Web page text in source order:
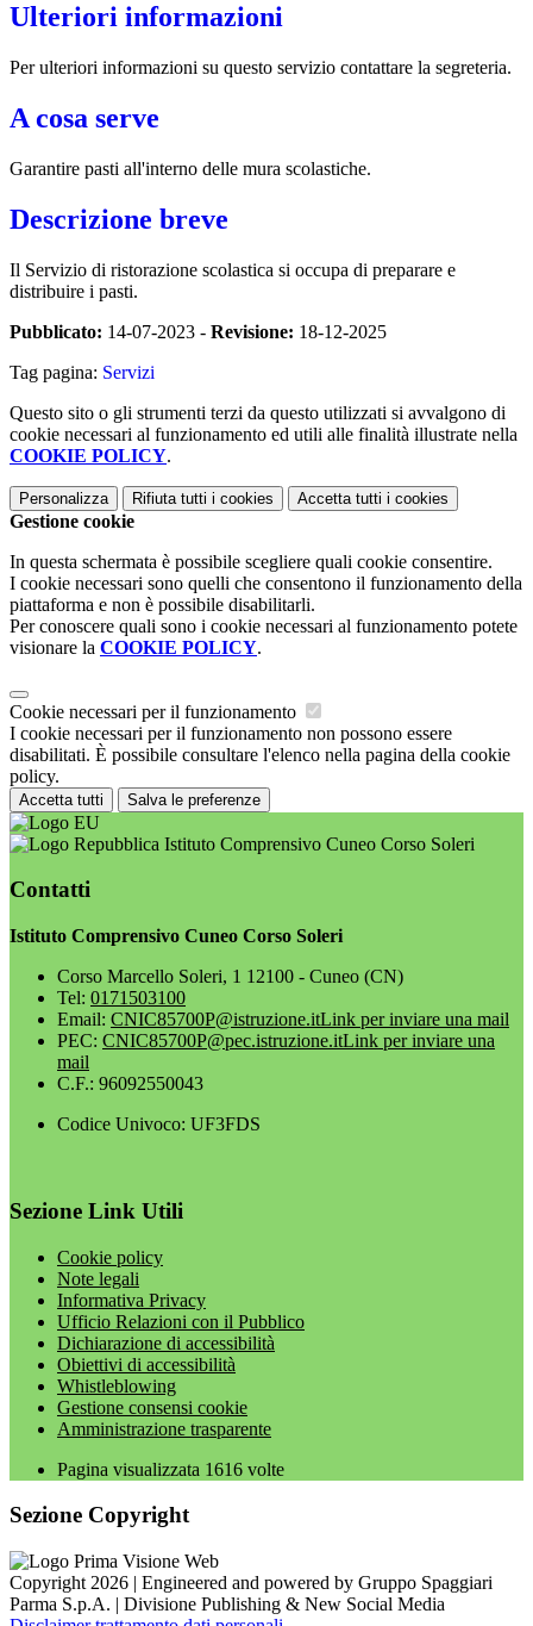
Ulteriori informazioni
Per ulteriori informazioni su questo servizio contattare la segreteria.
A cosa serve
Garantire pasti all'interno delle mura scolastiche.
Descrizione breve
Il Servizio di ristorazione scolastica si occupa di preparare e
distribuire i pasti.
Pubblicato: 14-07-2023 - Revisione: 18-12-2025
Tag pagina: Servizi
Questo sito o gli strumenti terzi da questo utilizzati si avvalgono di
cookie necessari al funzionamento ed utili alle finalità illustrate nella
COOKIE POLICY.
Personalizza Rifiuta tutti i cookies Accetta tutti i cookies
Gestione cookie
In questa schermata è possibile scegliere quali cookie consentire.
I cookie necessari sono quelli che consentono il funzionamento della
piattaforma e non è possibile disabilitarli.
Per conoscere quali sono i cookie necessari al funzionamento potete
visionare la COOKIE POLICY.
Cookie necessari per il funzionamento
I cookie necessari per il funzionamento non possono essere
disabilitati. È possibile consultare l'elenco nella pagina della cookie
policy.
Accetta tutti Salva le preferenze
Istituto Comprensivo Cuneo Corso Soleri
Contatti
Istituto Comprensivo Cuneo Corso Soleri
Corso Marcello Soleri, 1 12100 - Cuneo (CN)
Tel: 0171503100
Email: CNIC85700P@istruzione.itLink per inviare una mail
PEC: CNIC85700P@pec.istruzione.itLink per inviare una
mail
C.F.: 96092550043
Codice Univoco: UF3FDS
Sezione Link Utili
Cookie policy
Note legali
Informativa Privacy
Ufficio Relazioni con il Pubblico
Dichiarazione di accessibilità
Obiettivi di accessibilità
Whistleblowing
Gestione consensi cookie
Amministrazione trasparente
Pagina visualizzata 1616 volte
Sezione Copyright
Copyright 2026 | Engineered and powered by Gruppo Spaggiari
Parma S.p.A. | Divisione Publishing & New Social Media